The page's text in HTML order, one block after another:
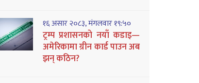
१६ असार २०८३, मंगलवार १९:५०
ट्रम्प प्रशासनको नयाँ कडाइ—
अमेरिकामा ग्रीन कार्ड पाउन अब
झन् कठिन?